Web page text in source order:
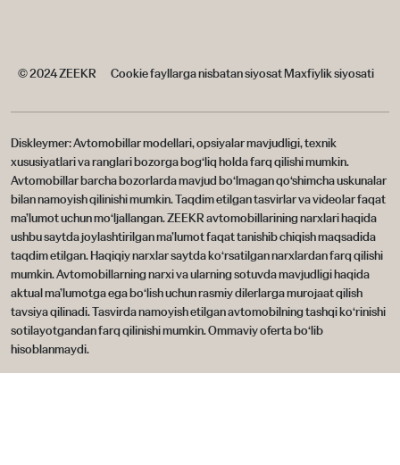
© 2024 ZEEKR Cookie fayllarga nisbatan siyosatMaxfiylik siyosati
Diskleymer: Avtomobillar modellari, opsiyalar mavjudligi, texnik
xususiyatlari va ranglari bozorga bog‘liq holda farq qilishi mumkin.
Avtomobillar barcha bozorlarda mavjud bo‘lmagan qo‘shimcha uskunalar
bilan namoyish qilinishi mumkin. Taqdim etilgan tasvirlar va videolar faqat
ma’lumot uchun mo‘ljallangan. ZEEKR avtomobillarining narxlari haqida
ushbu saytda joylashtirilgan ma’lumot faqat tanishib chiqish maqsadida
taqdim etilgan. Haqiqiy narxlar saytda ko‘rsatilgan narxlardan farq qilishi
mumkin. Avtomobillarning narxi va ularning sotuvda mavjudligi haqida
aktual ma’lumotga ega bo‘lish uchun rasmiy dilerlarga murojaat qilish
tavsiya qilinadi. Tasvirda namoyish etilgan avtomobilning tashqi ko‘rinishi
sotilayotgandan farq qilinishi mumkin. Ommaviy oferta bo‘lib
hisoblanmaydi.